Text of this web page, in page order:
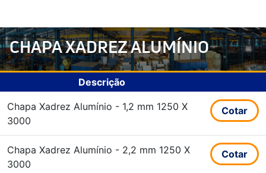
CHAPA XADREZ ALUMÍNIO
Descrição
Chapa Xadrez Alumínio - 1,2 mm 1250 X
3000
Cotar
Chapa Xadrez Alumínio - 2,2 mm 1250 X
3000
Cotar